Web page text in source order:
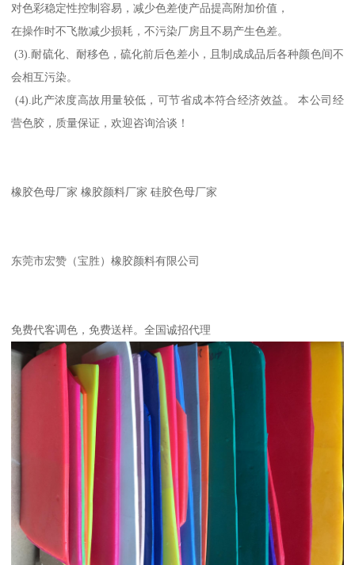
对色彩稳定性控制容易，减少色差使产品提高附加价值，
在操作时不飞散减少损耗，不污染厂房且不易产生色差。
(3).耐硫化、耐移色，硫化前后色差小，且制成成品后各种颜色间不
会相互污染。
(4).此产浓度高故用量较低，可节省成本符合经济效益。 本公司经
营色胶，质量保证，欢迎咨询洽谈！
橡胶色母厂家 橡胶颜料厂家 硅胶色母厂家
东莞市宏赞（宝胜）橡胶颜料有限公司
免费代客调色，免费送样。全国诚招代理